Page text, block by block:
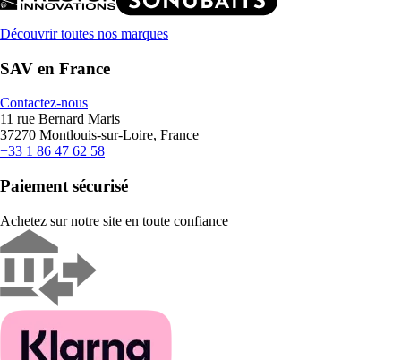
Découvrir toutes nos marques
SAV en France
Contactez-nous
11 rue Bernard Maris
37270 Montlouis-sur-Loire, France
+33 1 86 47 62 58
Paiement sécurisé
Achetez sur notre site en toute confiance